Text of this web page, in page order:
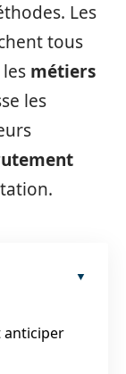
Les
tous
métiers
les
anticiper